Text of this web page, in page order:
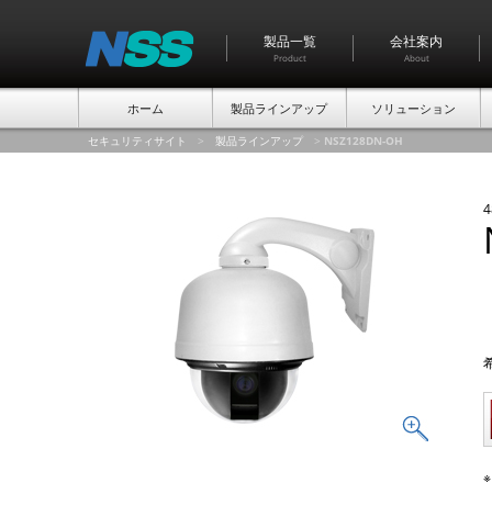
製品一覧
Product
会社案内
About
ホーム 製品ラインアップ ソリューション
セキュリティサイト > 製品ラインアップ > NSZ128DN-OH